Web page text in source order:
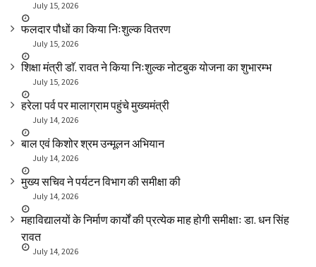
July 15, 2026
फलदार पौधों का किया निःशुल्क वितरण
July 15, 2026
शिक्षा मंत्री डाॅ. रावत ने किया निःशुल्क नोटबुक योजना का शुभारम्भ
July 15, 2026
हरेला पर्व पर मालाग्राम पहुंचे मुख्यमंत्री
July 14, 2026
बाल एवं किशोर श्रम उन्मूलन अभियान
July 14, 2026
मुख्य सचिव ने पर्यटन विभाग की समीक्षा की
July 14, 2026
महाविद्यालयों के निर्माण कार्यों की प्रत्येक माह होगी समीक्षाः डा. धन सिंह
रावत
July 14, 2026